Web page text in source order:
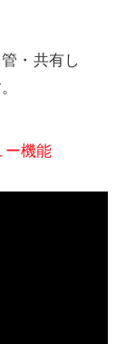
・共有し
ー機能